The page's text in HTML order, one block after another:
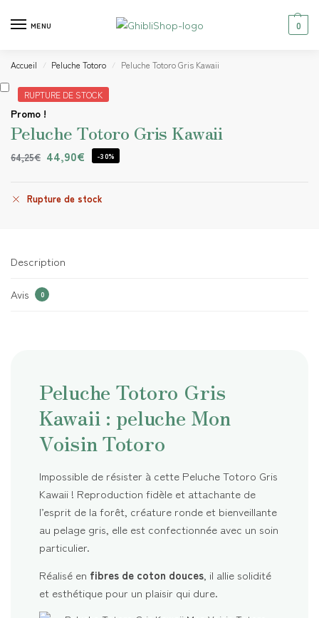
MENU 0
Accueil / Peluche Totoro / Peluche Totoro Gris Kawaii
RUPTURE DE STOCK
Promo !
Peluche Totoro Gris Kawaii
64,25€ 44,90€ -30%
Rupture de stock
Description
Avis 0
Peluche Totoro Gris
Kawaii : peluche Mon
Voisin Totoro
Impossible de résister à cette Peluche Totoro Gris
Kawaii ! Reproduction fidèle et attachante de
l’esprit de la forêt, créature ronde et bienveillante
au pelage gris, elle est confectionnée avec un soin
particulier.
Réalisé en fibres de coton douces , il allie solidité
et esthétique pour un plaisir qui dure.